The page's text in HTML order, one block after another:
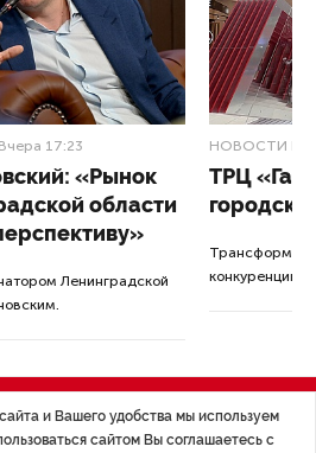
17:23
«Рынок
области
Ленинградской
НОВОСТИ
ТРЦ
конкуренции
и Вашего удобства мы используем
сайтом Вы соглашаетесь с